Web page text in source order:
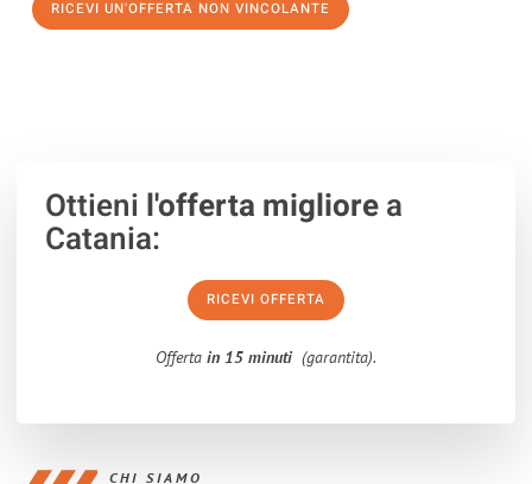
RICEVI UN'OFFERTA NON VINCOLANTE
Ottieni l'offerta migliorea
Catania:
RICEVI OFFERTA
Offerta in 15 minuti (garantita).
CHI SIAMO